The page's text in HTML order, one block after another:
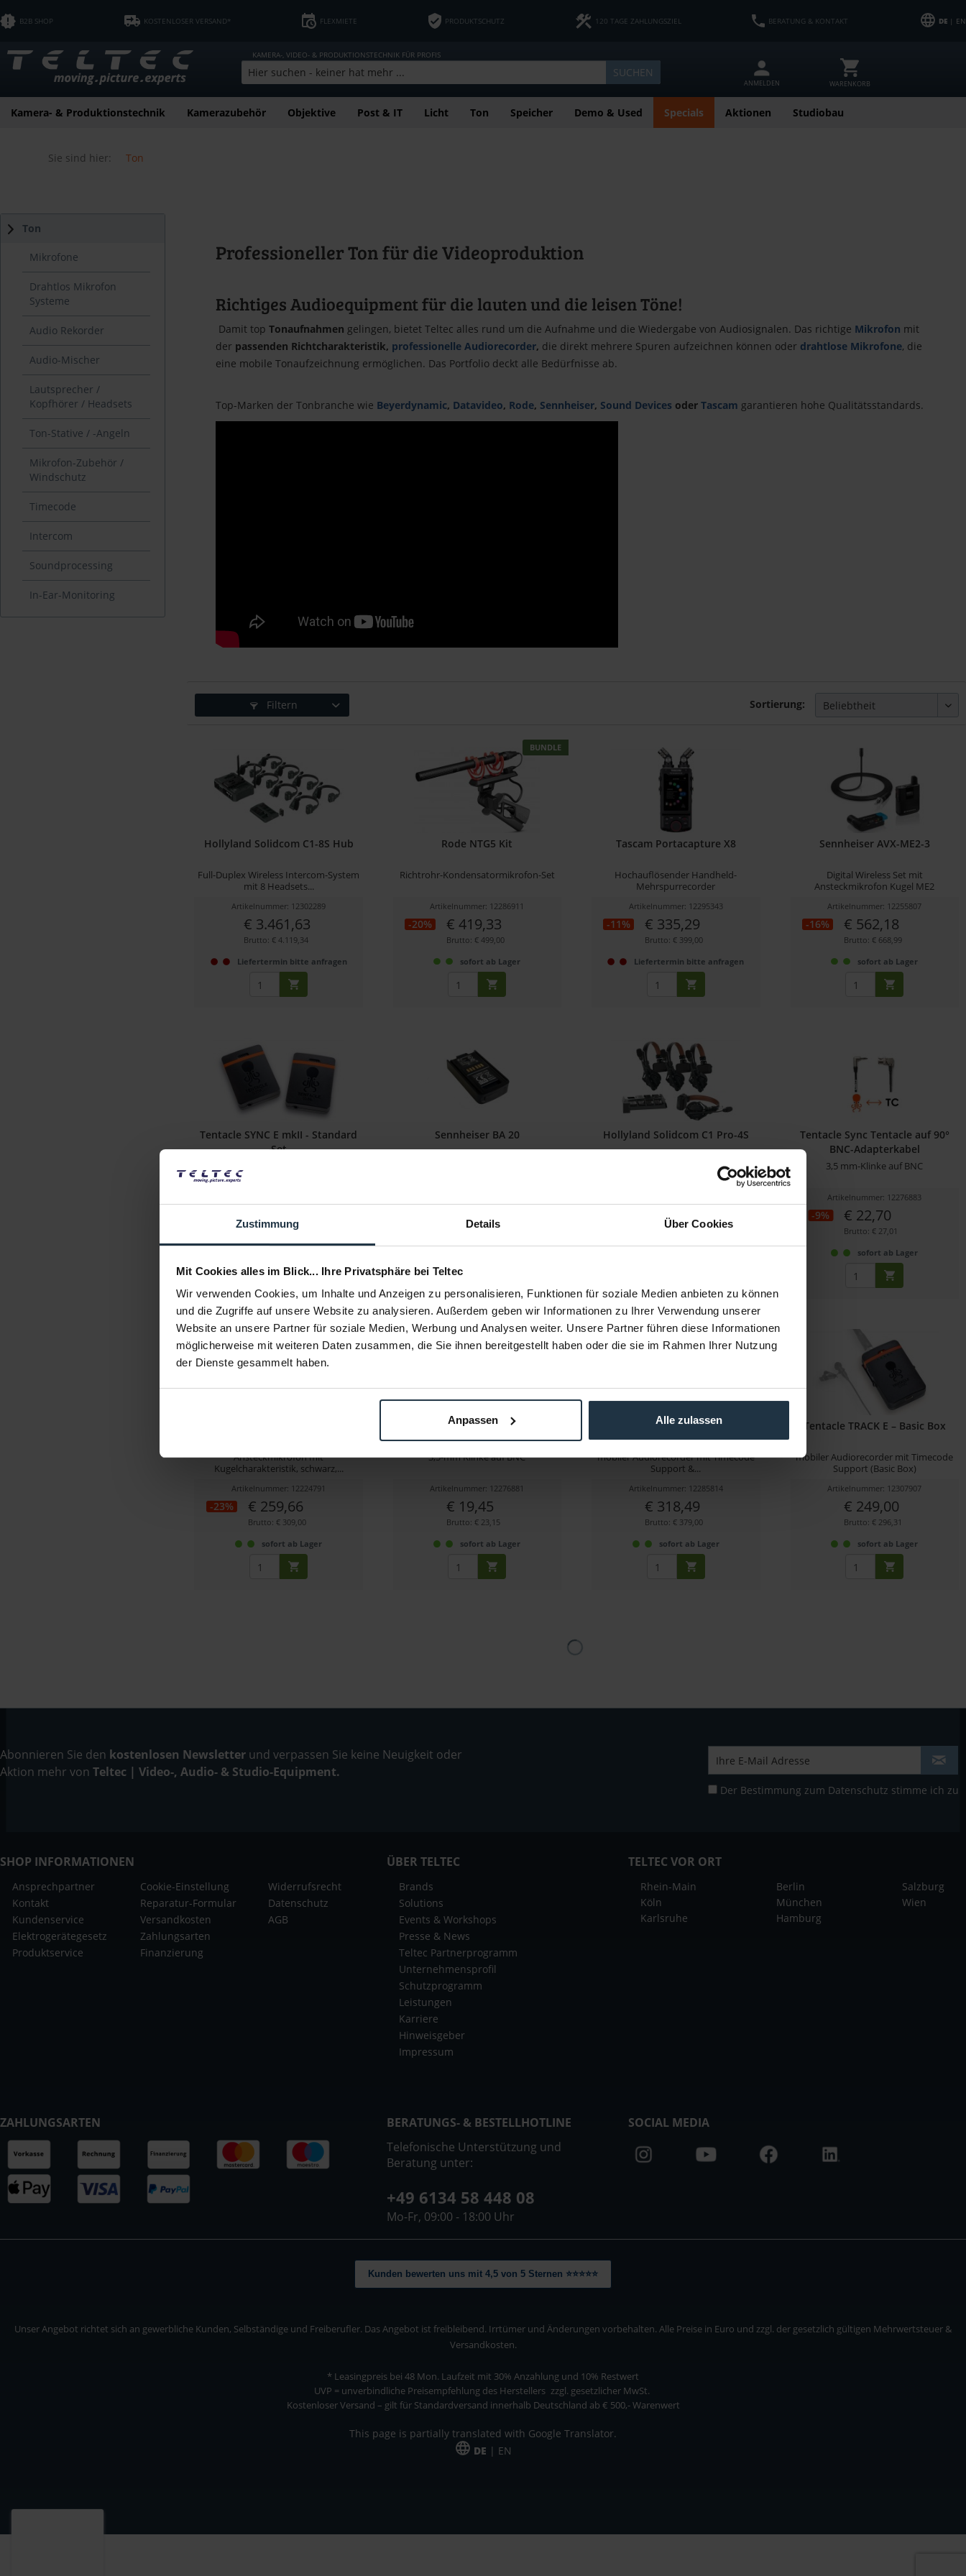
Zustimmung Details Über Cookies
Mit Cookies alles im Blick... Ihre Privatsphäre bei Teltec
Wir verwenden Cookies, um Inhalte und Anzeigen zu personalisieren, Funktionen für soziale Medien anbieten zu können
und die Zugriffe auf unsere Website zu analysieren. Außerdem geben wir Informationen zu Ihrer Verwendung unserer
Website an unsere Partner für soziale Medien, Werbung und Analysen weiter. Unsere Partner führen diese Informationen
möglicherweise mit weiteren Daten zusammen, die Sie ihnen bereitgestellt haben oder die sie im Rahmen Ihrer Nutzung
der Dienste gesammelt haben.
Anpassen Alle zulassen
B2B SHOP KOSTENLOSER VERSAND* FLEXMIETE PRODUKTSCHUTZ 120 TAGE ZAHLUNGSZIEL BERATUNG & KONTAKT DE| EN
KAMERA-, VIDEO- & PRODUKTIONSTECHNIK FÜR PROFIS
SUCHEN
ANMELDEN WARENKORB
Kamera- & Produktionstechnik Kamerazubehör Objektive Post & IT Licht Ton Speicher Demo & Used Specials Aktionen Studiobau
Sie sind hier: Ton
Ton
Mikrofone
Drahtlos Mikrofon
Systeme
Audio Rekorder
Audio-Mischer
Lautsprecher /
Kopfhörer / Headsets
Ton-Stative / -Angeln
Mikrofon-Zubehör /
Windschutz
Timecode
Intercom
Soundprocessing
In-Ear-Monitoring
Professioneller Ton für die Videoproduktion
Richtiges Audioequipment für die lauten und die leisen Töne!
Damit top Tonaufnahmen gelingen, bietet Teltec alles rund um die Aufnahme und die Wiedergabe von Audiosignalen. Das richtige Mikrofon mit
der passenden Richtcharakteristik, professionelle Audiorecorder, die direkt mehrere Spuren aufzeichnen können oder drahtlose Mikrofone, die
eine mobile Tonaufzeichnung ermöglichen. Das Portfolio deckt alle Bedürfnisse ab.
Top-Marken der Tonbranche wie Beyerdynamic, Datavideo, Rode, Sennheiser, Sound Devices oder Tascam garantieren hohe Qualitätsstandards.
Filtern Sortierung:
Hollyland Solidcom C1-8S Hub
Full-Duplex Wireless Intercom-System
mit 8 Headsets...
Artikelnummer: 12302289
€ 3.461,63
Brutto: € 4.119,34
Liefertermin bitte anfragen
BUNDLE
Rode NTG5 Kit
Richtrohr-Kondensatormikrofon-Set
Artikelnummer: 12286911
-20% € 419,33
Brutto: € 499,00
sofort ab Lager
Tascam Portacapture X8
Hochauflösender Handheld-
Mehrspurrecorder
Artikelnummer: 12295343
-11% € 335,29
Brutto: € 399,00
Liefertermin bitte anfragen
Sennheiser AVX-ME2-3
Digital Wireless Set mit
Ansteckmikrofon Kugel ME2
Artikelnummer: 12255807
-16% € 562,18
Brutto: € 668,99
sofort ab Lager
Tentacle SYNC E mkII - Standard
Set
€ 293,28
Brutto: € 349,00
Sennheiser BA 20
€ 35,41
Brutto: € 42,14
Hollyland Solidcom C1 Pro-4S
Full-Duplex Wireless Intercom-System
€ 1.180,87
Brutto: € 1.405,24
Tentacle Sync Tentacle auf 90°
BNC-Adapterkabel
3,5 mm-Klinke auf BNC
Artikelnummer: 12276883
-9% € 22,70
Brutto: € 27,01
sofort ab Lager
Ansteckmikrofon mit
Kugelcharakteristik, schwarz,...
Artikelnummer: 12224791
-23% € 259,66
Brutto: € 309,00
sofort ab Lager
Tentacle Sync Tentacle auf BNC-
Adapterkabel
3,5-mm Klinke auf BNC
Artikelnummer: 12276881
€ 19,45
Brutto: € 23,15
sofort ab Lager
Tentacle Sync Track E
mobiler Audiorecorder mit Timecode
Support &...
Artikelnummer: 12285814
€ 318,49
Brutto: € 379,00
sofort ab Lager
Tentacle TRACK E – Basic Box
mobiler Audiorecorder mit Timecode
Support (Basic Box)
Artikelnummer: 12307907
€ 249,00
Brutto: € 296,31
sofort ab Lager
Abonnieren Sie den kostenlosen Newsletter und verpassen Sie keine Neuigkeit oder
Aktion mehr von Teltec | Video-, Audio- & Studio-Equipment.
Der Bestimmung zum Datenschutz stimme ich zu
SHOP INFORMATIONEN
Ansprechpartner
Kontakt
Kundenservice
Elektrogerätegesetz
Produktservice
Cookie-Einstellung
Reparatur-Formular
Versandkosten
Zahlungsarten
Finanzierung
Widerrufsrecht
Datenschutz
AGB
ÜBER TELTEC
Brands
Solutions
Events & Workshops
Presse & News
Teltec Partnerprogramm
Unternehmensprofil
Schutzprogramm
Leistungen
Karriere
Hinweisgeber
Impressum
TELTEC VOR ORT
Rhein-Main
Köln
Karlsruhe
Berlin
München
Hamburg
Salzburg
Wien
ZAHLUNGSARTEN
BERATUNGS- & BESTELLHOTLINE
Telefonische Unterstützung und
Beratung unter:
+49 6134 58 448 08
Mo-Fr, 09:00 - 18:00 Uhr
SOCIAL MEDIA
Kunden bewerten uns mit 4,5 von 5 Sternen ⭐⭐⭐⭐⭐
Unser Angebot richtet sich an gewerbliche Kunden, Selbständige und Freiberufler. Das Angebot ist freibleibend. Irrtümer und Änderungen vorbehalten. Alle Preise in Euro und zzgl. der gesetzlich gültigen Mehrwertsteuer &
Versandkosten.
* Leasingpreis bei 48 Mon. Laufzeit mit 30% Anzahlung und 10% Restwert
UVP = unverbindliche Preisempfehlung des Herstellers zzgl. gesetzlicher MwSt.
Kostenloser Versand – gilt für Standardversand innerhalb Deutschland ab € 500,- Warenwert
This page is partially translated with Google Translator.
DE | EN